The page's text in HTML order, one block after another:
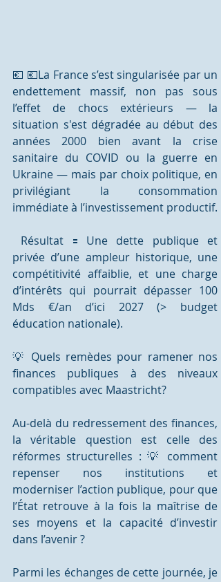
💶 💶La France s’est singularisée par un
endettement massif, non pas sous
l’effet de chocs extérieurs — la
situation s'est dégradée au début des
années 2000 bien avant la crise
sanitaire du COVID ou la guerre en
Ukraine — mais par choix politique, en
privilégiant la consommation
privée d’une ampleur historique, une
compétitivité affaiblie, et une charge
d’intérêts qui pourrait dépasser 100
Mds €/an d’ici 2027 (> budget
éducation nationale).
💡 Quels remèdes pour ramener nos
finances publiques à des niveaux
compatibles avec Maastricht?
Au-delà du redressement des finances,
la véritable question est celle des
réformes structurelles : 💡 comment
repenser nos institutions et
moderniser l’action publique, pour que
l’État retrouve à la fois la maîtrise de
ses moyens et la capacité d’investir
dans l’avenir ?
Parmi les échanges de cette journée, je